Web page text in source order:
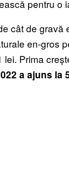
pentru o
cât de gravă
en-gros
lei. Prima
a ajuns la